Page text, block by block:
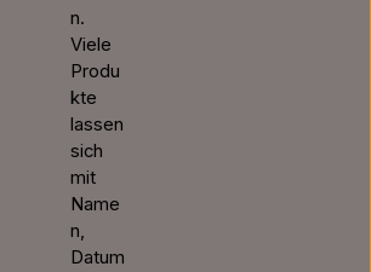
n.
Viele
Produ
kte
lassen
sich
mit
Name
n,
Datum